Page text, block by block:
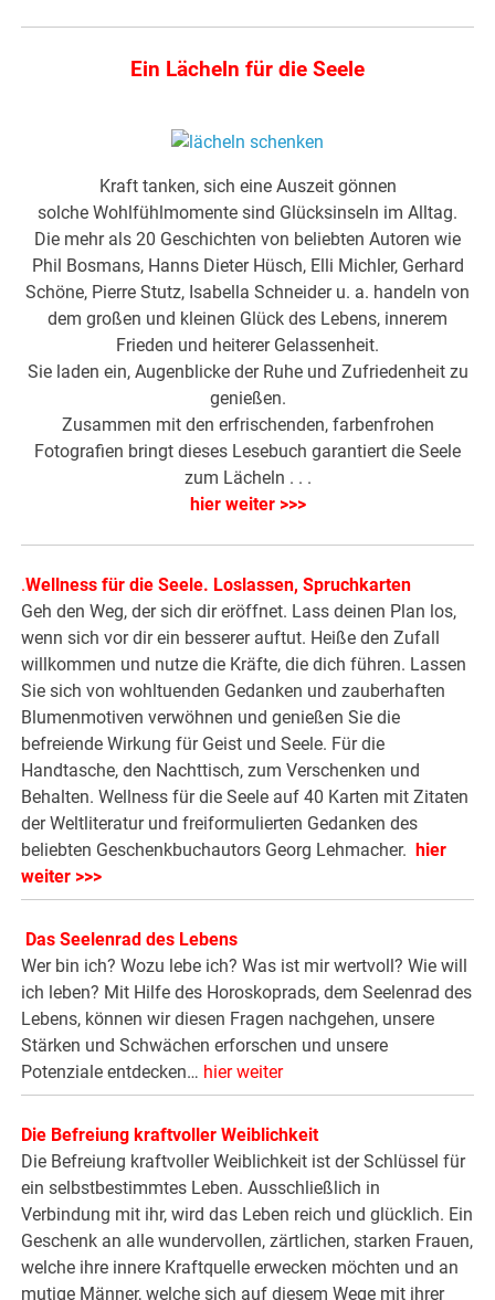
Ein Lächeln für die Seele
Kraft tanken, sich eine Auszeit gönnen
solche Wohlfühlmomente sind Glücksinseln im Alltag.
Die mehr als 20 Geschichten von beliebten Autoren wie
Phil Bosmans, Hanns Dieter Hüsch, Elli Michler, Gerhard
Schöne, Pierre Stutz, Isabella Schneider u. a. handeln von
dem großen und kleinen Glück des Lebens, innerem
Frieden und heiterer Gelassenheit.
Sie laden ein, Augenblicke der Ruhe und Zufriedenheit zu
genießen.
Zusammen mit den erfrischenden, farbenfrohen
Fotografien bringt dieses Lesebuch garantiert die Seele
zum Lächeln . . .
hier weiter >>>
.Wellness für die Seele. Loslassen, Spruchkarten
Geh den Weg, der sich dir eröffnet. Lass deinen Plan los,
wenn sich vor dir ein besserer auftut. Heiße den Zufall
willkommen und nutze die Kräfte, die dich führen. Lassen
Sie sich von wohltuenden Gedanken und zauberhaften
Blumenmotiven verwöhnen und genießen Sie die
befreiende Wirkung für Geist und Seele. Für die
Handtasche, den Nachttisch, zum Verschenken und
Behalten. Wellness für die Seele auf 40 Karten mit Zitaten
der Weltliteratur und freiformulierten Gedanken des
beliebten Geschenkbuchautors Georg Lehmacher.hier
weiter >>>
Das Seelenrad des Lebens
Wer bin ich? Wozu lebe ich? Was ist mir wertvoll? Wie will
ich leben? Mit Hilfe des Horoskoprads, dem Seelenrad des
Lebens, können wir diesen Fragen nachgehen, unsere
Stärken und Schwächen erforschen und unsere
Potenziale entdecken… hier weiter
Die Befreiung kraftvoller Weiblichkeit
Die Befreiung kraftvoller Weiblichkeit ist der Schlüssel für
ein selbstbestimmtes Leben. Ausschließlich in
Verbindung mit ihr, wird das Leben reich und glücklich. Ein
Geschenk an alle wundervollen, zärtlichen, starken Frauen,
welche ihre innere Kraftquelle erwecken möchten und an
mutige Männer, welche sich auf diesem Wege mit ihrer